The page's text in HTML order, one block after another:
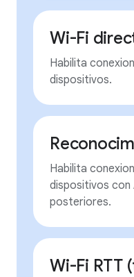
Wi-Fi
Habilita
dispositivos.
Habilita
dispositivos con
posteriores.
Wi-Fi RTT